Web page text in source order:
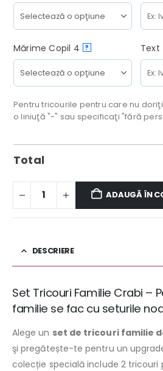
Mărime Copil 4 ? Text
Pentru tricourile pentru care nu
o liniuţă "-" sau specificaţi "fără
Total
ADAUGĂ ÎN
DESCRIERE
Set Tricouri Familie Crabi –
familie se fac cu seturile
Alege un set de tricouri familie
şi pregătește-te pentru un
colecție specială include 2 tricouri